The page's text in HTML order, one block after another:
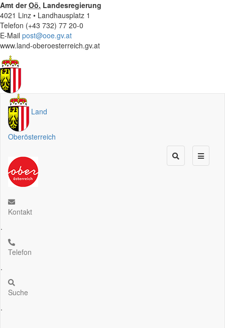
Amt derOö. Landesregierung
4021 Linz • Landhausplatz 1
Telefon (+43 732) 77 20-0
E-Mail post@ooe.gv.at
www.land-oberoesterreich.gv.at
Land
Oberösterreich
Kontakt
.
Telefon
.
Suche
.